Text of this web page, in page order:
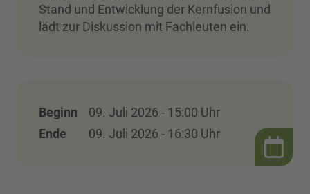
Stand und Entwicklung der Kernfusion und
lädt zur Diskussion mit Fachleuten ein.
Beginn
09. Juli 2026 - 15:00 Uhr
Ende
09. Juli 2026 - 16:30 Uhr